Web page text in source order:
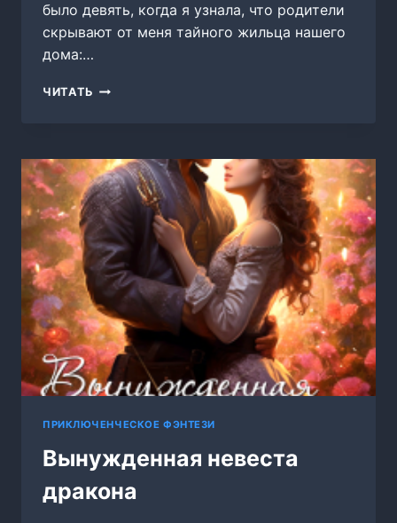
было девять, когда я узнала, что родители
скрывают от меня тайного жильца нашего
дома:…
ЧИТАТЬ ЛЕТО,
НЕ
БУДЕТ
ПРИКЛЮЧЕНЧЕСКОЕ ФЭНТЕЗИ
Вынужденная невеста
дракона